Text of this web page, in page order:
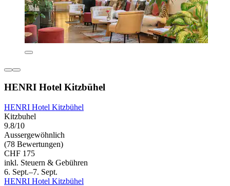
HENRI Hotel Kitzbühel
HENRI Hotel Kitzbühel
Kitzbuhel
9.8/10
Aussergewöhnlich
(78 Bewertungen)
CHF 175
inkl. Steuern & Gebühren
6. Sept.–7. Sept.
HENRI Hotel Kitzbühel